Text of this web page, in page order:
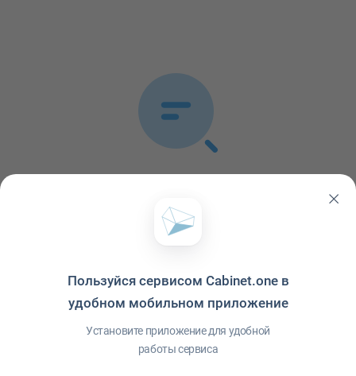
В ленте не обнаружено ни одной публикации
Пользуйся сервисом Cabinet.one в
удобном мобильном приложение
Установите приложение для удобной
работы сервиса